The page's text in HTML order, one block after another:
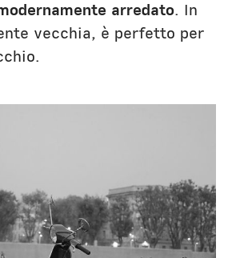
arredato. In
vecchia, è perfetto per